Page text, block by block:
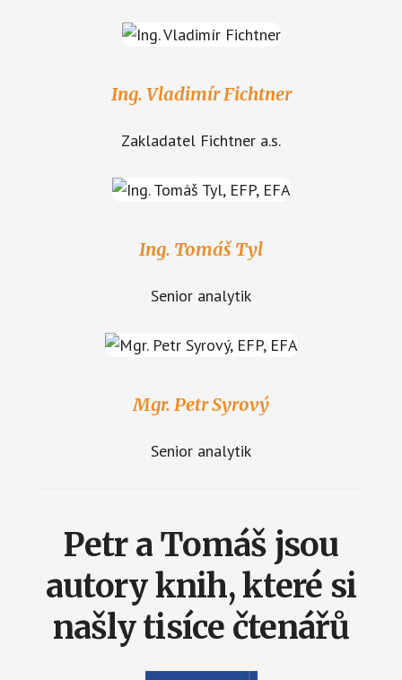
Ing. Vladimír Fichtner
Zakladatel Fichtner a.s.
Ing. Tomáš Tyl
Senior analytik
Mgr. Petr Syrový
Senior analytik
Petr a Tomáš jsou
autory knih, které si
našly tisíce čtenářů